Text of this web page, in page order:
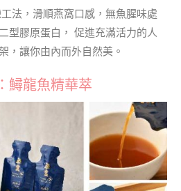
法，滑順燕窩口感，無魚腥味處
型膠原蛋白， 促進充滿活力的人
，讓你由內而外自然美。
鱘龍魚精華萃